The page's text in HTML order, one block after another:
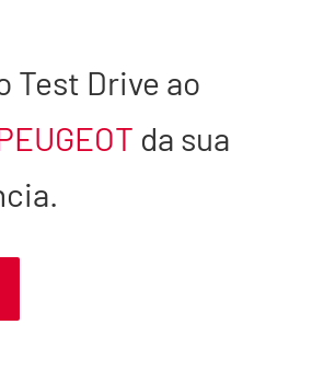
Test Drive ao
da sua